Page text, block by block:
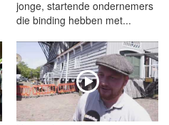
jonge, startende ondernemers
die binding hebben met...